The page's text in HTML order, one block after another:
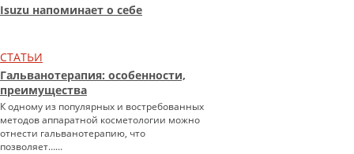
Isuzu напоминает о себе
СТАТЬИ
Гальванотерапия: особенности,
преимущества
К одному из популярных и востребованных
методов аппаратной косметологии можно
отнести гальванотерапию, что
позволяет…...